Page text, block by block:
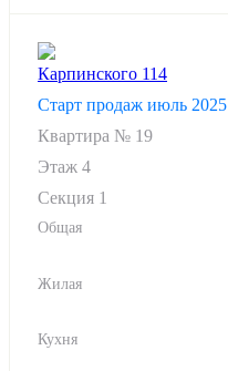
Карпинского 114
Старт продаж июль 2025
Квартира № 19
Этаж 4
Секция 1
Общая
Жилая
Кухня